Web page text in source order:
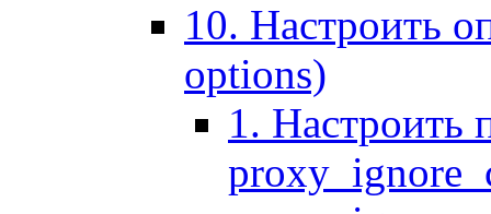
10. Настроить
options)
1. Настроить